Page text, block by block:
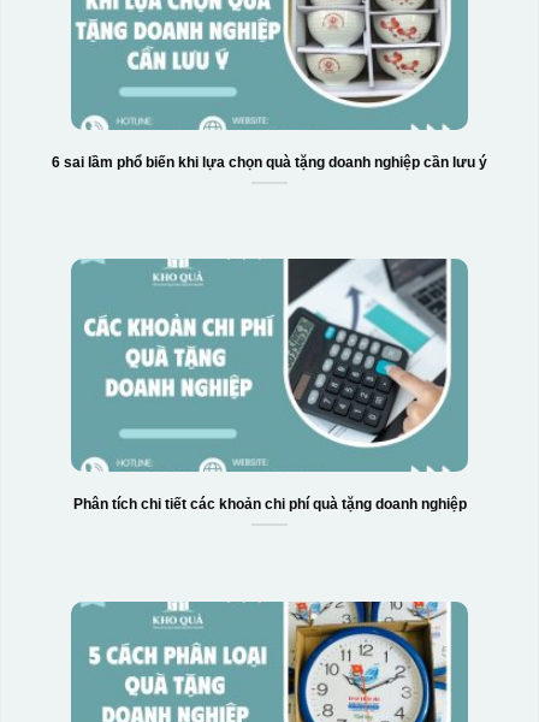
6 sai lầm phổ biến khi lựa chọn quà tặng doanh nghiệp cần lưu ý
Phân tích chi tiết các khoản chi phí quà tặng doanh nghiệp